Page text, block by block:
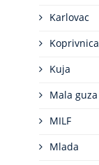
Karlovac
Koprivnica
Kuja
Mala guza
MILF
Mlada